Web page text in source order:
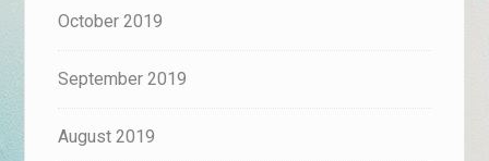
October 2019
September 2019
August 2019